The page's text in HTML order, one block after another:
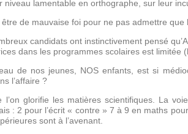
niveau lamentable en orthographe, sur leur
de mauvaise foi pour ne pas admettre
candidats ont instinctivement pensé
dans les programmes scolaires est limitée
de nos jeunes, NOS enfants, est si
l’affaire ?
l’on glorifie les matières scientifiques. La
: 2 pour l’écrit « contre » 7 à 9 en maths
sont à l’avenant.